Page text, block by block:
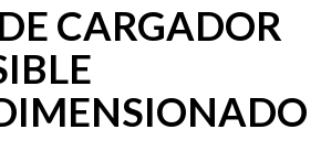
CARGADOR